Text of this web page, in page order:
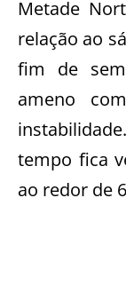
Metade
relação ao
fim de
ameno
tempo fica
ao redor de